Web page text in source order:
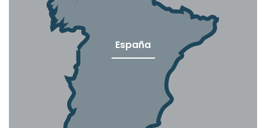
España